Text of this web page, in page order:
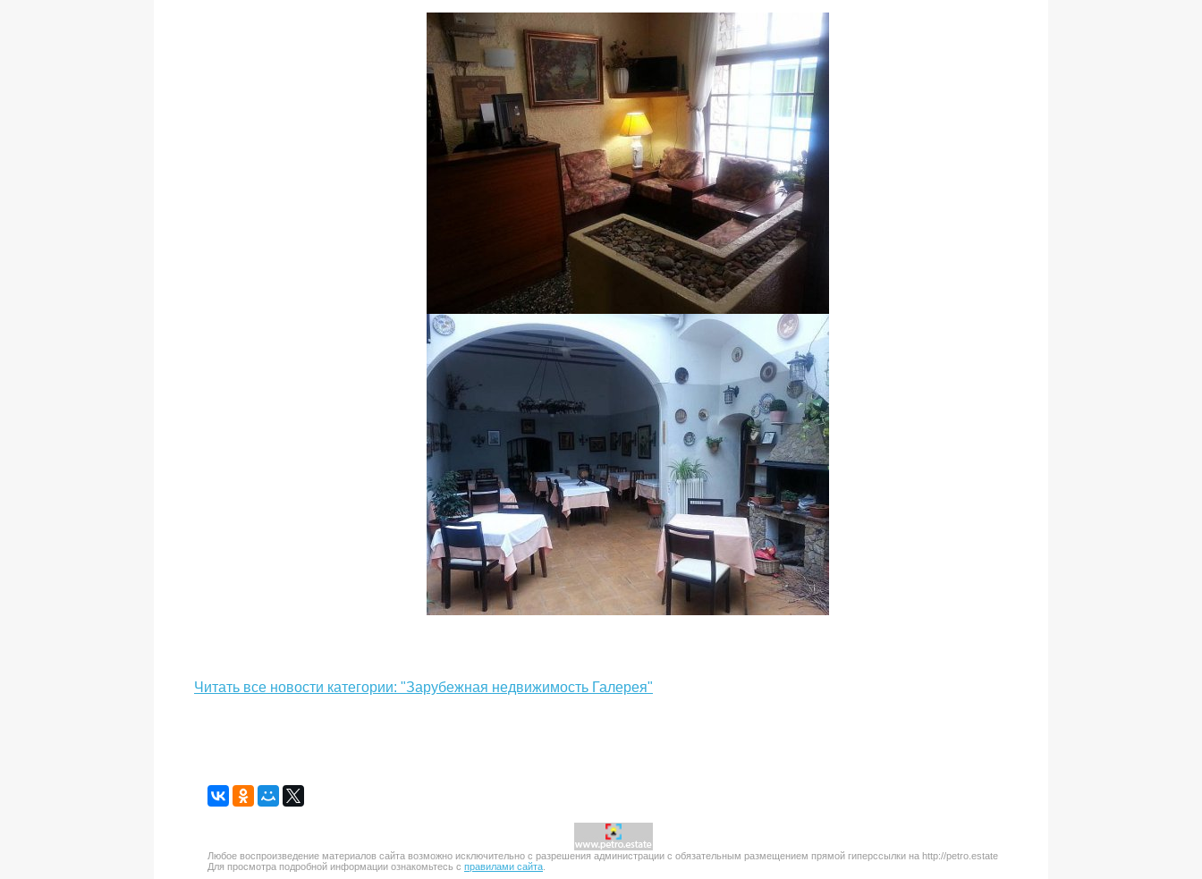
Читать все новости категории: "Зарубежная недвижимость Галерея"
Любое воспроизведение материалов сайта возможно исключительно с разрешения администрации с обязательным размещением прямой гиперссылки на http://petro.estate
Для просмотра подробной информации ознакомьтесь с правилами сайта